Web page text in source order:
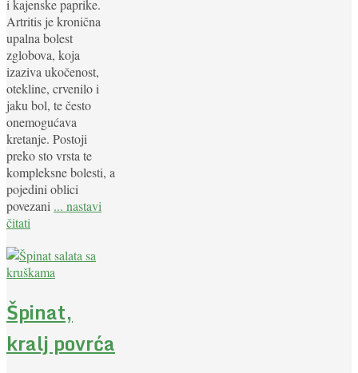
i kajenske paprike.
Artritis je kronična
upalna bolest
zglobova, koja
izaziva ukočenost,
otekline, crvenilo i
jaku bol, te često
onemogućava
kretanje. Postoji
preko sto vrsta te
kompleksne bolesti, a
pojedini oblici
povezani ... nastavi
čitati
Špinat,
kralj povrća